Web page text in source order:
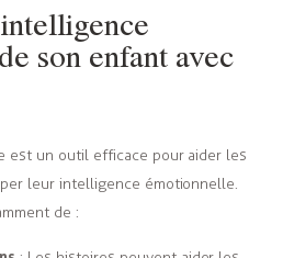
son enfant avec
est un outil efficace pour aider les
leur intelligence émotionnelle.
de :